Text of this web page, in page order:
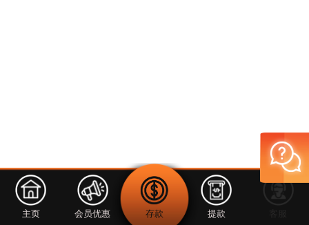
主页 会员优惠 存款 提款